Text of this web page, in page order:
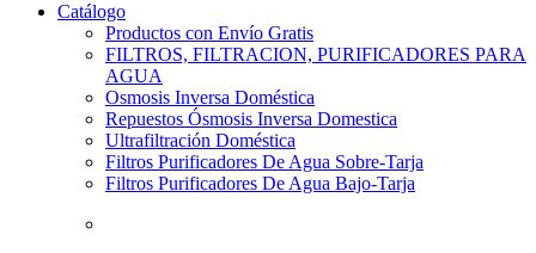
Catálogo
Productos con Envío Gratis
FILTROS, FILTRACION, PURIFICADORES PARA
AGUA
Osmosis Inversa Doméstica
Repuestos Ósmosis Inversa Domestica
Ultrafiltración Doméstica
Filtros Purificadores De Agua Sobre-Tarja
Filtros Purificadores De Agua Bajo-Tarja